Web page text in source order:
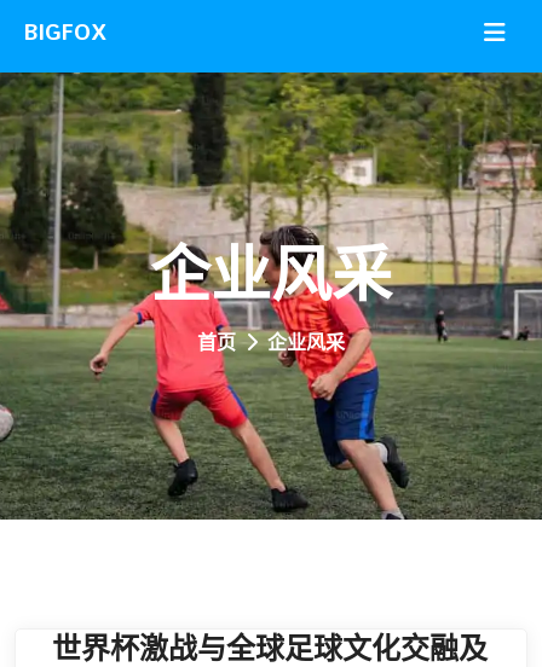
企业风采
首页 企业风采
世界杯激战与全球足球文化交融及